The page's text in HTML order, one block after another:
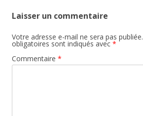
Laisser un commentaire
Votre adresse e-mail ne sera pas publiée.
obligatoires sont indiqués avec *
Commentaire *